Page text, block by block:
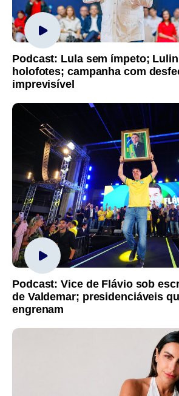
Podcast: Lula sem ímpeto;
holofotes; campanha com
imprevisível
Podcast: Vice de Flávio sob
de Valdemar; presidenciáveis
engrenam